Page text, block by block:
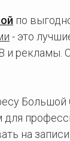
по
- это
и
Большой
на